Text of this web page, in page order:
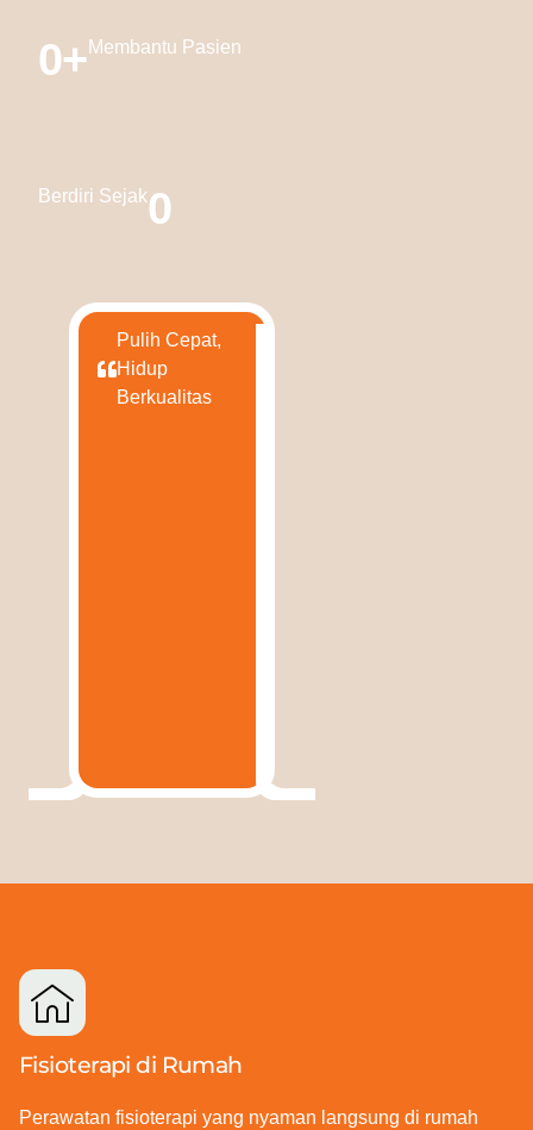
0+ Membantu Pasien
Berdiri Sejak0
Pulih Cepat,
Hidup
Berkualitas
Fisioterapi di Rumah
Perawatan fisioterapi yang nyaman langsung di rumah